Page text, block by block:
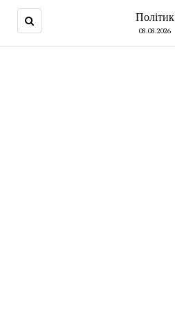
Політик
08.08.2026